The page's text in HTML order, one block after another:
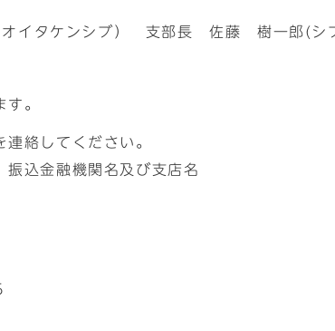
オイタケンシブ） 支部長 佐藤 樹一郎(
。
絡してください。
振込金融機関名及び支店名